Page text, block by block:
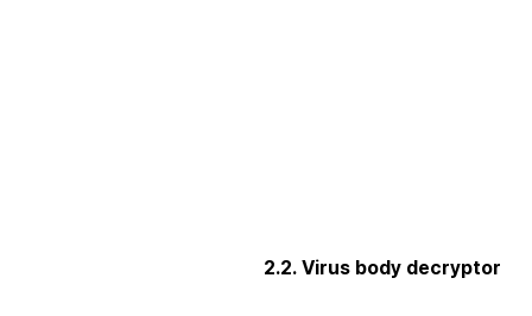
2.2. Virus body decryptor